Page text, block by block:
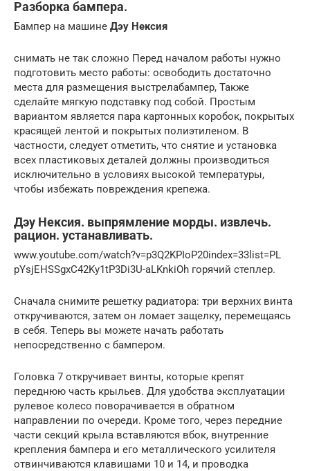
Разборка бампера.
Бампер на машине Дэу Нексия
снимать не так сложно Перед началом работы нужно
подготовить место работы: освободить достаточно
места для размещения выстрелабампер, Также
сделайте мягкую подставку под собой. Простым
вариантом является пара картонных коробок, покрытых
красящей лентой и покрытых полиэтиленом. В
частности, следует отметить, что снятие и установка
всех пластиковых деталей должны производиться
исключительно в условиях высокой температуры,
чтобы избежать повреждения крепежа.
Дэу Нексия. выпрямление морды. извлечь.
рацион. устанавливать.
www.youtube.com/watch?v=p3Q2KPIoP20index=33list=PL
pYsjEHSSgxC42Ky1tP3Di3U-aLKnkiOh горячий степлер.
Сначала снимите решетку радиатора: три верхних винта
откручиваются, затем он ломает защелку, перемещаясь
в себя. Теперь вы можете начать работать
непосредственно с бампером.
Головка 7 откручивает винты, которые крепят
переднюю часть крыльев. Для удобства эксплуатации
рулевое колесо поворачивается в обратном
направлении по очереди. Кроме того, через передние
части секций крыла вставляются вбок, внутренние
крепления бампера и его металлического усилителя
отвинчиваются клавишами 10 и 14, и проводка